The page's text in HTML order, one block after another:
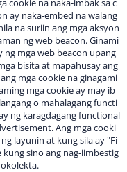
cookie na naka-imbak sa c
ay naka-embed na walang
na suriin ang mga aksyon
ng web beacon. Ginami
mga web beacon upang
bisita at mapahusay ang
mga cookie na ginagami
mga cookie ay may ib
o mahalagang functi
ng karagdagang functional
Ang mga cooki
layunin at kung sila ay "Fi
sino ang nag-iimbestig